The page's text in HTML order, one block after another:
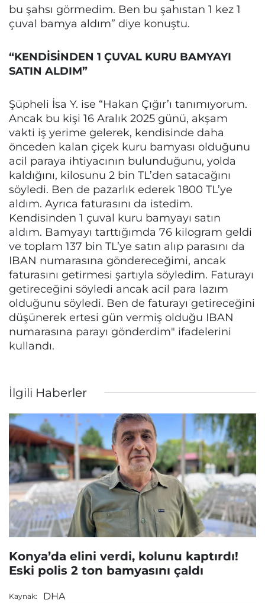
bu şahsı görmedim. Ben bu şahıstan 1 kez 1
çuval bamya aldım” diye konuştu.
“KENDİSİNDEN 1 ÇUVAL KURU BAMYAYI
SATIN ALDIM”
Şüpheli İsa Y. ise “Hakan Çığır’ı tanımıyorum.
Ancak bu kişi 16 Aralık 2025 günü, akşam
vakti iş yerime gelerek, kendisinde daha
önceden kalan çiçek kuru bamyası olduğunu
acil paraya ihtiyacının bulunduğunu, yolda
kaldığını, kilosunu 2 bin TL’den satacağını
söyledi. Ben de pazarlık ederek 1800 TL’ye
aldım. Ayrıca faturasını da istedim.
Kendisinden 1 çuval kuru bamyayı satın
aldım. Bamyayı tarttığımda 76 kilogram geldi
ve toplam 137 bin TL’ye satın alıp parasını da
IBAN numarasına göndereceğimi, ancak
faturasını getirmesi şartıyla söyledim. Faturayı
getireceğini söyledi ancak acil para lazım
olduğunu söyledi. Ben de faturayı getireceğini
düşünerek ertesi gün vermiş olduğu IBAN
numarasına parayı gönderdim" ifadelerini
kullandı.
İlgili Haberler
Konya’da elini verdi, kolunu kaptırdı!
Eski polis 2 ton bamyasını çaldı
Kaynak: DHA